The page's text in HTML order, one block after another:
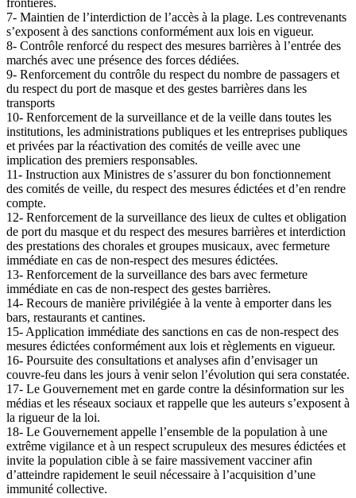
7- Maintien de l’interdiction de l’accès à la plage. Les contrevenants
s’exposent à des sanctions conformément aux lois en vigueur.
8- Contrôle renforcé du respect des mesures barrières à l’entrée des
marchés avec une présence des forces dédiées.
9- Renforcement du contrôle du respect du nombre de passagers et
du respect du port de masque et des gestes barrières dans les
transports
10- Renforcement de la surveillance et de la veille dans toutes les
institutions, les administrations publiques et les entreprises publiques
et privées par la réactivation des comités de veille avec une
implication des premiers responsables.
11- Instruction aux Ministres de s’assurer du bon fonctionnement
des comités de veille, du respect des mesures édictées et d’en rendre
compte.
12- Renforcement de la surveillance des lieux de cultes et obligation
de port du masque et du respect des mesures barrières et interdiction
des prestations des chorales et groupes musicaux, avec fermeture
immédiate en cas de non-respect des mesures édictées.
13- Renforcement de la surveillance des bars avec fermeture
immédiate en cas de non-respect des gestes barrières.
14- Recours de manière privilégiée à la vente à emporter dans les
bars, restaurants et cantines.
15- Application immédiate des sanctions en cas de non-respect des
mesures édictées conformément aux lois et règlements en vigueur.
16- Poursuite des consultations et analyses afin d’envisager un
couvre-feu dans les jours à venir selon l’évolution qui sera constatée.
17- Le Gouvernement met en garde contre la désinformation sur les
médias et les réseaux sociaux et rappelle que les auteurs s’exposent à
la rigueur de la loi.
18- Le Gouvernement appelle l’ensemble de la population à une
extrême vigilance et à un respect scrupuleux des mesures édictées et
invite la population cible à se faire massivement vacciner afin
d’atteindre rapidement le seuil nécessaire à l’acquisition d’une
immunité collective.